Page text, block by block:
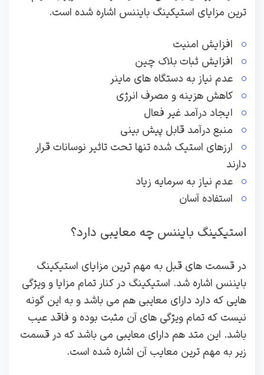
ترین مزایای استیکینگ بایننس اشاره شده است.
افزایش امنیت
افزایش ثبات بلاک چین
عدم نیاز به دستگاه های ماینر
کاهش هزینه و مصرف انرژی
ایجاد درآمد غیر فعال
منبع درآمد قابل پیش بینی
ارزهای استیک شده تنها تحت تاثیر نوسانات قرار
دارند
عدم نیاز به سرمایه زیاد
استفاده آسان
استیکینگ بایننس چه معایبی دارد؟
در قسمت های قبل به مهم ترین مزایای استیکینگ
بایننس اشاره شد. استیکینگ در کنار تمام مزایا و ویژگی
هایی که دارد دارای معایبی هم می باشد و به این گونه
نیست که تمام ویژگی های آن مثبت بوده و فاقد عیب
باشد. این متد هم دارای معایبی می باشد که در قسمت
زیر به مهم ترین معایب آن اشاره شده است.